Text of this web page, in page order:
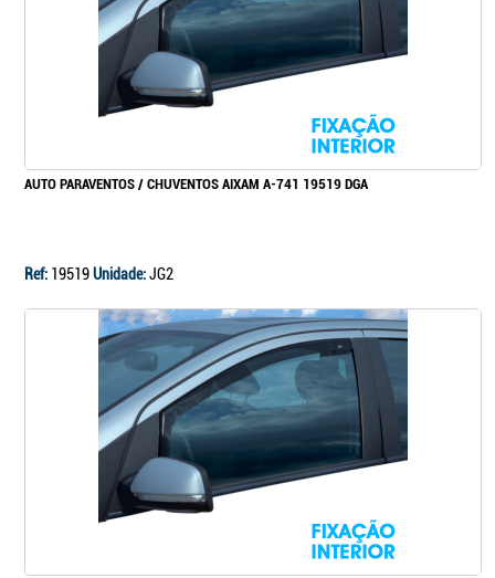
AUTO PARAVENTOS / CHUVENTOS AIXAM A-741 19519 DGA
Ref: 19519Unidade:JG2
Continuar a comprar